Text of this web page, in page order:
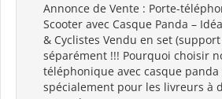
Annonce de Vente : Porte-
Scooter avec Casque Panda –
& Cyclistes Vendu en set (support
séparément !!! Pourquoi choisir
téléphonique avec casque panda
spécialement pour les livreurs à